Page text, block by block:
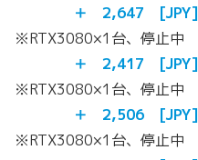
＋ 2,647 [JPY]
※RTX3080×1台、停止中
＋ 2,417 [JPY]
※RTX3080×1台、停止中
＋ 2,506 [JPY]
※RTX3080×1台、停止中